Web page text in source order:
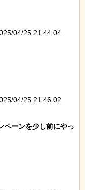
04/25 21:44:04
04/25 21:46:02
ペーンを少し前にやっ